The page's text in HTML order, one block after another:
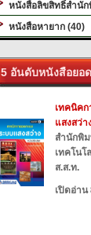
หนังสือลิขสิทธิ์สำนั
หนังสือหายาก (40)
5 อันดับหนังสือยอ
เทคนิค
แสงสว่า
สำนักพิ
เทคโน
ส.ส.ท.
เปิดอ่าน